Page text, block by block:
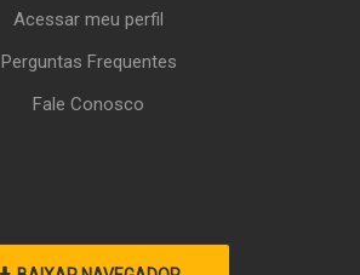
Acessar meu perfil
Perguntas Frequentes
Fale Conosco